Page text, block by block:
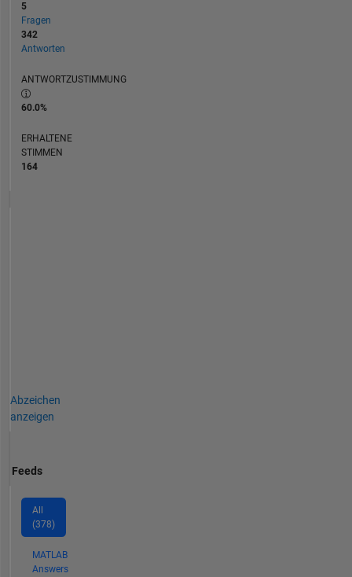
5
Fragen
342
Antworten
ANTWORTZUSTIMMUNG
60.0%
ERHALTENE
STIMMEN
164
Abzeichen
anzeigen
Feeds
All
(378)
MATLAB
Answers